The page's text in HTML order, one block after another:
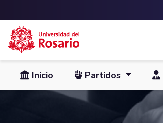
Pasar al contenido principal
Inicio Partidos